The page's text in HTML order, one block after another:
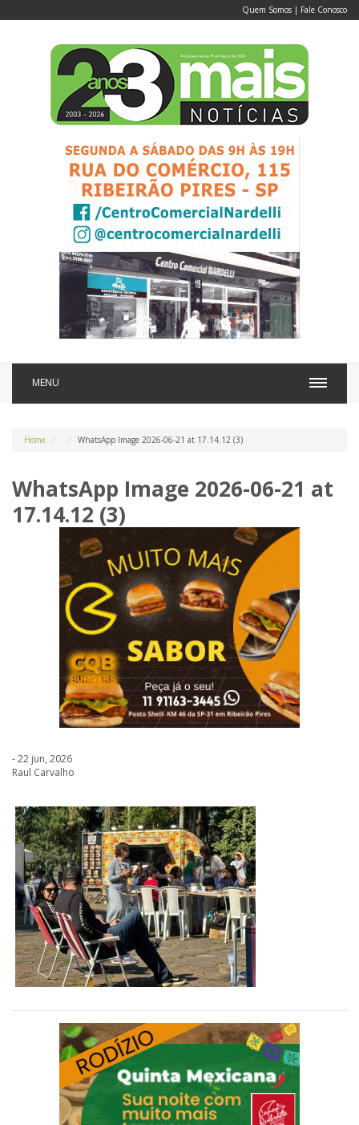
Quem Somos | Fale Conosco
MENU
Home WhatsApp Image 2026-06-21 at 17.14.12 (3)
WhatsApp Image 2026-06-21 at
17.14.12 (3)
- 22 jun, 2026
Raul Carvalho